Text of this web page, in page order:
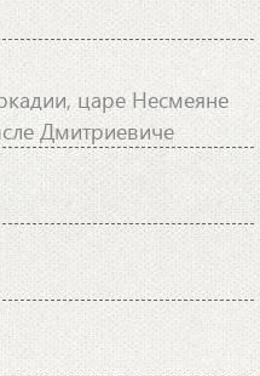
царе Несмеяне
Дмитриевиче